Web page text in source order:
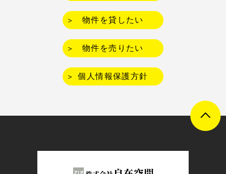
物件を貸したい
物件を売りたい
個人情報保護方針